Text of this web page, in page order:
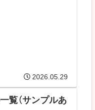
2026.05.29
覧（サンプルあ